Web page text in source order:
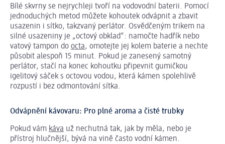
Bílé skvrny se nejrychleji tvoří na vodovodní baterii. Pomocí
jednoduchých metod můžete kohoutek odvápnit a zbavit
usazenin i sítko, takzvaný perlátor. Osvědčeným trikem na
silné usazeniny je „octový obklad“: namočte hadřík nebo
vatový tampon do octa, omotejte jej kolem baterie a nechte
působit alespoň 15 minut. Pokud je zanesený samotný
perlátor, stačí na konec kohoutku připevnit gumičkou
igelitový sáček s octovou vodou, která kámen spolehlivě
rozpustí i bez odmontování sítka.
Odvápnění kávovaru: Pro plné aroma a čisté trubky
Pokud vám káva už nechutná tak, jak by měla, nebo je
přístroj hlučnější, bývá na vině často vodní kámen.